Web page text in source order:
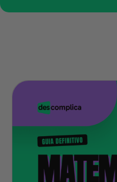
constitui realmente
O conceito de
raciocínio lógico
Uma proposição é uma